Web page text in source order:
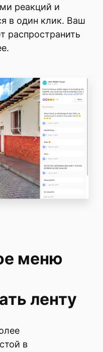
реакций и
в один клик. Ваш
распространить
меню
ленту
в